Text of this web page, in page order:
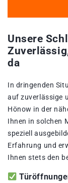
Unsere
da
In dringenden
auf zuverlässige
Hönow in der
Ihnen in solchen
speziell
Erfahrung und
Ihnen stets den